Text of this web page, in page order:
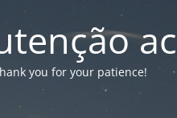
you for your patience!